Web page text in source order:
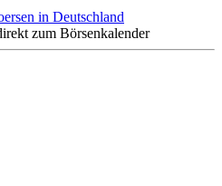
zum Börsenkalender